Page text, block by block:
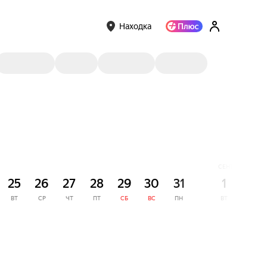
Находка
25
ВТ
26
СР
27
ЧТ
28
ПТ
29
СБ
30
ВС
31
ПН
1
ВТ